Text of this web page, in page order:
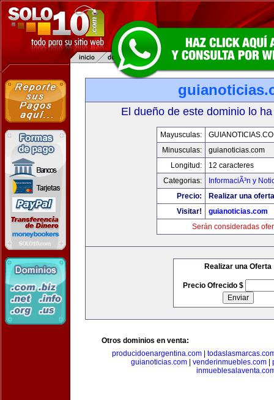
El dueño de este dominio lo
Mayusculas:
Minusculas:
guianoticias.com
Longitud:
12 caracteres
Categorias:
InformaciÃ³n y
Precio:
Realizar una
Visitar!
guianoticias.com
Serán consideradas
Realizar una Oferta
Precio Ofrecido $
Otros dominios en venta:
producidoenargentina.com|
guianoticias.com| venderinmuebles.com|